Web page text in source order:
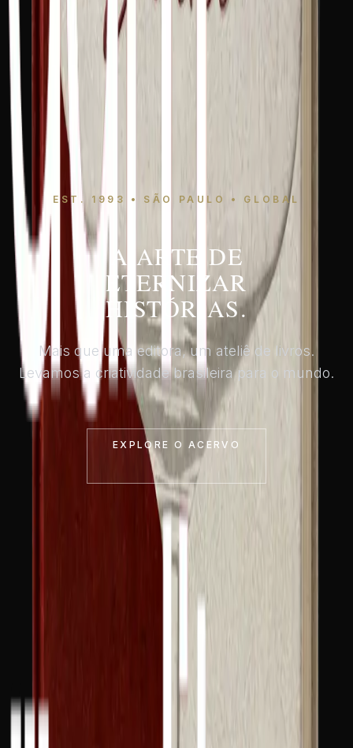
EST. 1993 • SÃO PAULO • GLOBAL
A ARTE DE
ETERNIZAR
HISTÓRIAS.
Mais que uma editora, um ateliê de livros.
Levamos a criatividade brasileira para o mundo.
EXPLORE O ACERVO